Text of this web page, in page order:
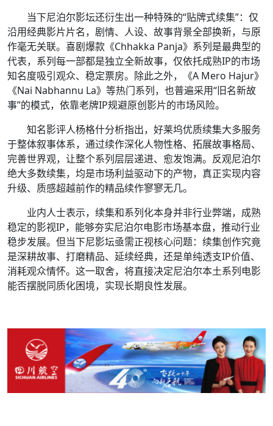
当下尼泊尔影坛还衍生出一种特殊的“贴牌式续集”：仅
沿用经典影片片名，剧情、人设、故事背景全部换新，与原
作毫无关联。喜剧爆款《Chhakka Panja》系列是最典型的
代表，系列每一部都是独立全新故事，仅依托成熟IP的市场
知名度吸引观众、稳定票房。除此之外，《A Mero Hajur》
《Nai Nabhannu La》等热门系列，也普遍采用“旧名新故
事”的模式，依靠老牌IP规避原创影片的市场风险。
知名影评人杨格什分析指出，好莱坞优质续集大多服务
于整体叙事体系，通过续作深化人物性格、拓展故事格局、
完善世界观，让整个系列层层递进、愈发饱满。反观尼泊尔
绝大多数续集，均是市场利益驱动下的产物，真正实现内容
升级、质感超越前作的精品续作寥寥无几。
业内人士表示，续集和系列化本身并非行业弊端，成熟
稳定的影视IP，能够夯实尼泊尔电影市场基本盘，推动行业
稳步发展。但当下尼影坛亟需正视核心问题：续集创作究竟
是深耕故事、打磨精品、延续经典，还是单纯透支IP价值、
消耗观众情怀。这一取舍，将直接决定尼泊尔本土系列电影
能否摆脱同质化困境，实现长期良性发展。